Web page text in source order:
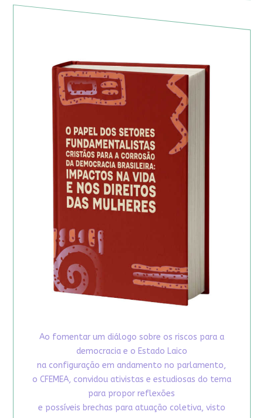
Ao fomentar um diálogo sobre os riscos para a
democracia e o Estado Laico
na configuração em andamento no parlamento,
o CFEMEA, convidou ativistas e estudiosas do tema
para propor reflexões
e possíveis brechas para atuação coletiva, visto